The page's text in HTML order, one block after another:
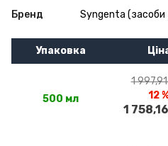
Бренд Syngenta (засоби
Упаковка
500 мл
1
12
1